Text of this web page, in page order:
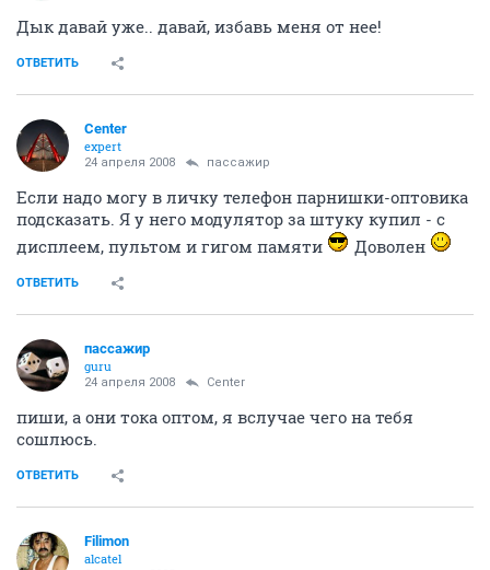
Дык давай уже.. давай, избавь меня от нее!
ОТВЕТИТЬ
Center
expert
24 апреля 2008 пассажир
Если надо могу в личку телефон парнишки-оптовика
подсказать. Я у него модулятор за штуку купил - с
дисплеем, пультом и гигом памяти
Доволен
ОТВЕТИТЬ
пассажир
guru
24 апреля 2008 Center
пиши, а они тока оптом, я вслучае чего на тебя
сошлюсь.
ОТВЕТИТЬ
Filimon
alcatel